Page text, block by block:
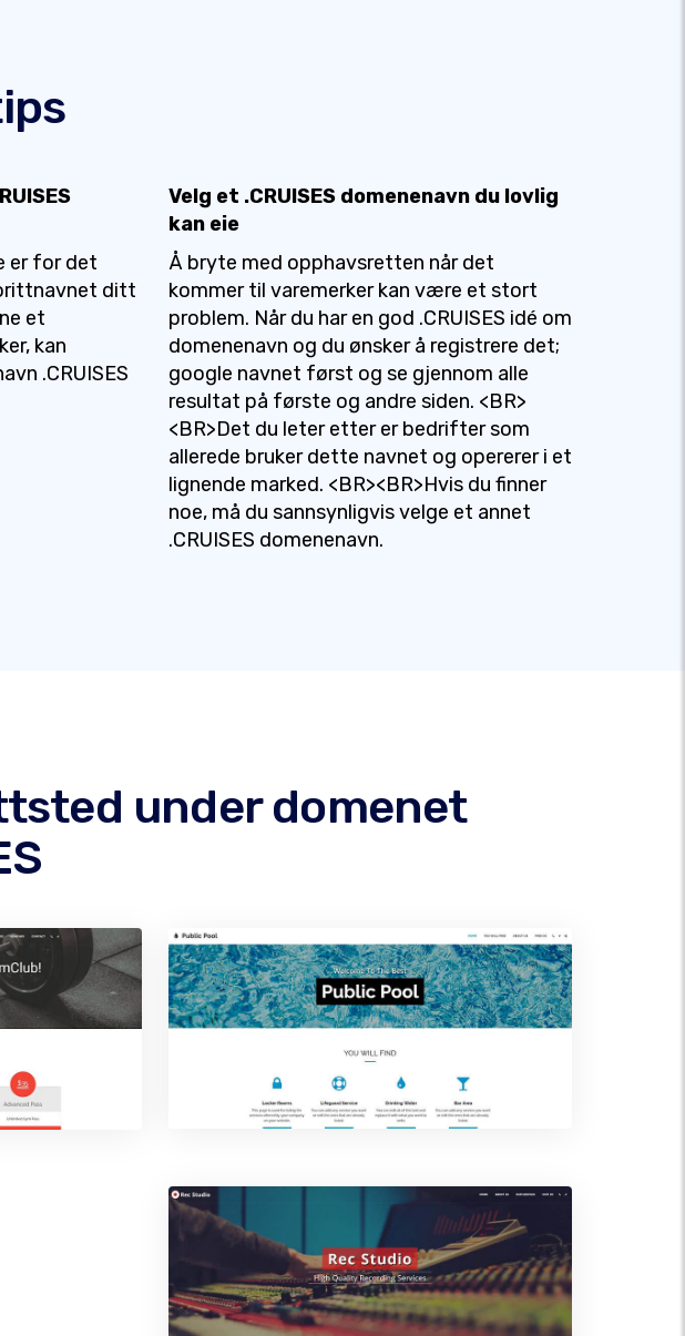
er for det
ditt
et
kan
.CRUISES
Velg et .CRUISES domenenavn du lovlig
kan eie
Å bryte med opphavsretten når det
kommer til varemerker kan være et stort
problem. Når du har en god .CRUISES idé om
domenenavn og du ønsker å registrere det;
google navnet først og se gjennom alle
resultat på første og andre siden. <BR>
<BR>Det du leter etter er bedrifter som
allerede bruker dette navnet og opererer i et
lignende marked. <BR><BR>Hvis du finner
noe, må du sannsynligvis velge et annet
.CRUISES domenenavn.
under domenet